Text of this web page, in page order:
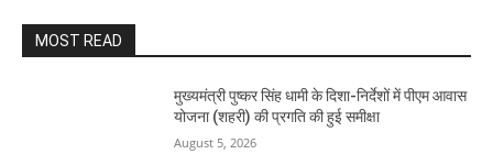
MOST READ
मुख्यमंत्री पुष्कर सिंह धामी के दिशा-निर्देशों में पीएम आवास
योजना (शहरी) की प्रगति की हुई समीक्षा
August 5, 2026